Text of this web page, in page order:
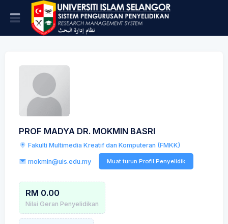
PROF MADYA DR. MOKMIN BASRI
Fakulti Multimedia Kreatif dan Komputeran (FMKK)
mokmin@uis.edu.my Muat turun Profil Penyelidik
RM 0.00
Nilai Geran Penyelidikan